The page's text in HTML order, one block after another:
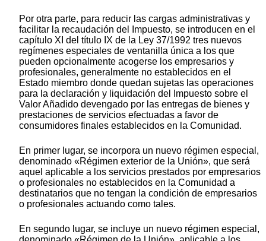
Por otra parte, para reducir las cargas administrativas y
facilitar la recaudación del Impuesto, se introducen en el
capítulo XI del título IX de la Ley 37/1992 tres nuevos
regímenes especiales de ventanilla única a los que
pueden opcionalmente acogerse los empresarios y
profesionales, generalmente no establecidos en el
Estado miembro donde quedan sujetas las operaciones
para la declaración y liquidación del Impuesto sobre el
Valor Añadido devengado por las entregas de bienes y
prestaciones de servicios efectuadas a favor de
consumidores finales establecidos en la Comunidad.
En primer lugar, se incorpora un nuevo régimen especial,
denominado «Régimen exterior de la Unión», que será
aquel aplicable a los servicios prestados por empresarios
o profesionales no establecidos en la Comunidad a
destinatarios que no tengan la condición de empresarios
o profesionales actuando como tales.
En segundo lugar, se incluye un nuevo régimen especial,